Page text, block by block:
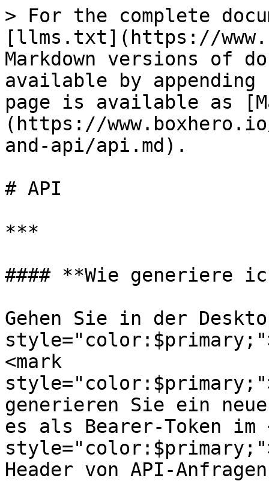
> For the complete
[llms.txt](https://
Markdown versions of
available by
page is available as
(https://
and-api/api.md).
# API
***
#### **Wie generiere
Gehen Sie in der
<mark
generieren Sie ein
es als Bearer-Token im
Header von API-